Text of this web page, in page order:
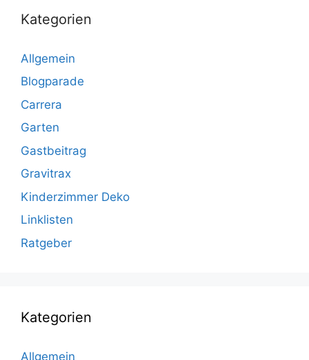
Kategorien
Allgemein
Blogparade
Carrera
Garten
Gastbeitrag
Gravitrax
Kinderzimmer Deko
Linklisten
Ratgeber
Kategorien
Allgemein